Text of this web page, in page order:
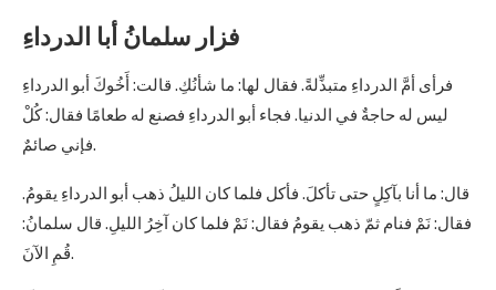
فزار سلمانُ أبا الدرداءِ
فرأى أمَّ الدرداءِ متبذِّلةً. فقال لها: ما شأنُكِ. قالت: أَخُوكَ أبو الدرداءِ
ليس له حاجةٌ في الدنيا. فجاء أبو الدرداءِ فصنع له طعامًا فقال: كُلْ
فإني صائمٌ.
قال: ما أنا بآكِلٍ حتى تأكلَ. فأكل فلما كان الليلُ ذهب أبو الدرداءِ يقومُ.
فقال: نَمْ فنام ثمّ ذهب يقومُ فقال: نَمْ فلما كان آخِرُ الليلِ. قال سلمانُ:
قُمِ الآنَ.